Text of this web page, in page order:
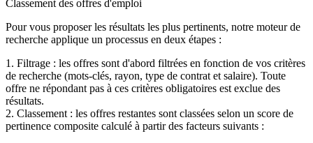
Classement des offres d'emploi
Pour vous proposer les résultats les plus pertinents, notre moteur de
recherche applique un processus en deux étapes :
1. Filtrage : les offres sont d'abord filtrées en fonction de vos critères
de recherche (mots-clés, rayon, type de contrat et salaire). Toute
offre ne répondant pas à ces critères obligatoires est exclue des
résultats.
2. Classement : les offres restantes sont classées selon un score de
pertinence composite calculé à partir des facteurs suivants :